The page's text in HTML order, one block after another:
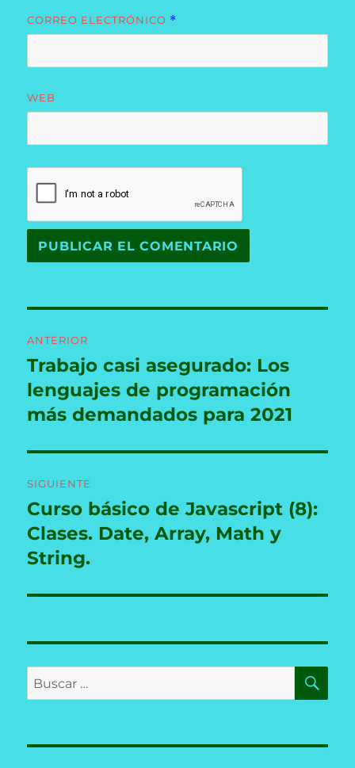
CORREO ELECTRÓNICO *
WEB
de
entradas
ANTERIOR
Entrada
anterior:
Trabajo casi asegurado: Los
lenguajes de programación
más demandados para 2021
SIGUIENTE
Entrada
siguiente:
Curso básico de Javascript (8):
Clases. Date, Array, Math y
String.
Buscar
por: